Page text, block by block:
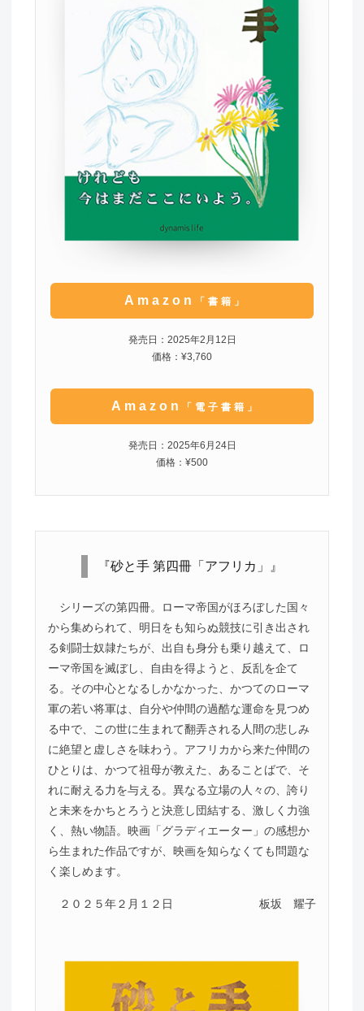
Amazon 「書籍」
発売日：2025年2月12日
価格：¥3,760
Amazon 「電子書籍」
発売日：2025年6月24日
価格：¥500
『砂と手 第四冊「アフリカ」』
シリーズの第四冊。ローマ帝国がほろぼした国々
から集められて、明日をも知らぬ競技に引き出され
る剣闘士奴隷たちが、出自も身分も乗り越えて、ロ
ーマ帝国を滅ぼし、自由を得ようと、反乱を企て
る。その中心となるしかなかった、かつてのローマ
軍の若い将軍は、自分や仲間の過酷な運命を見つめ
る中で、この世に生まれて翻弄される人間の悲しみ
に絶望と虚しさを味わう。アフリカから来た仲間の
ひとりは、かつて祖母が教えた、あることばで、そ
れに耐える力を与える。異なる立場の人々の、誇り
と未来をかちとろうと決意し団結する、激しく力強
く、熱い物語。映画「グラディエーター」の感想か
ら生まれた作品ですが、映画を知らなくても問題な
く楽しめます。
２０２５年２月１２日 板坂 耀子